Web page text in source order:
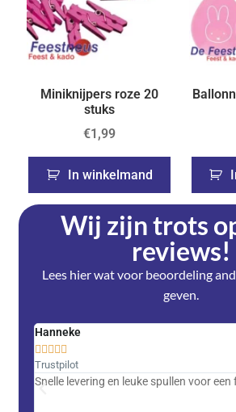
Miniknijpers roze 20
stuks
€1,99
In winkelmand
Wij zijn trots
reviews!
Lees hier wat voor beoordeling
geven.
Hanneke

Trustpilot
Snelle levering en leuke spullen voor een